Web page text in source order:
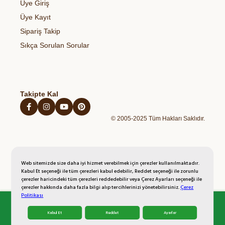
Web sitemizde size daha iyi hizmet verebilmek için çerezler kullanılmaktadır.
Kabul Et seçeneği ile tüm çerezleri kabul edebilir, Reddet seçeneği ile zorunlu
çerezler haricindeki tüm çerezleri reddedebilir veya Çerez Ayarları seçeneği ile
çerezler hakkında daha fazla bilgi alıp tercihlerinizi yönetebilirsiniz.Çerez
Politikası
Kabul Et Reddet Ayarlar
Blog
Kahvaltılıklar
Hazır Unlu Mamulleri
Açık Rıza Metni
Kişisel Verilerin Korunması Politikası
İptal İade Şartları
Mesafeli Satış Sözleşmesi
Üye Giriş
Üye Kayıt
Sipariş Takip
Sıkça Sorulan Sorular
Takipte Kal
© 2005-2025 Tüm Hakları Saklıdır.